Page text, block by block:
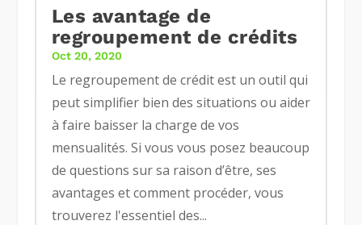
Les avantage de
regroupement de crédits
Oct 20, 2020
Le regroupement de crédit est un outil qui
peut simplifier bien des situations ou aider
à faire baisser la charge de vos
mensualités. Si vous vous posez beaucoup
de questions sur sa raison d’être, ses
avantages et comment procéder, vous
trouverez l'essentiel des...